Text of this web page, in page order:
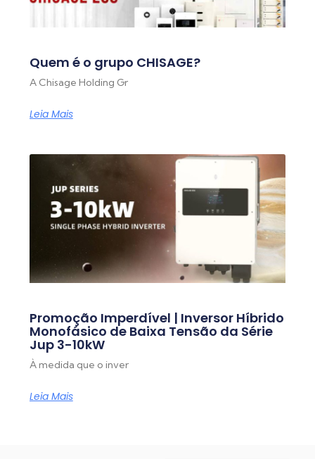
Quem é o grupo CHISAGE?
A Chisage Holding Gr
Leia Mais
Promoção Imperdível | Inversor Híbrido
Monofásico de Baixa Tensão da Série
Jup 3-10kW
À medida que o inver
Leia Mais